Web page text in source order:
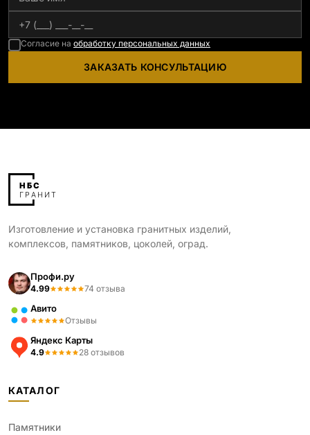
Согласие на обработку персональных данных
ЗАКАЗАТЬ КОНСУЛЬТАЦИЮ
Изготовление и установка гранитных изделий,
комплексов, памятников, цоколей, оград.
Профи.ру
4.99 74 отзыва
Авито
Отзывы
Яндекс Карты
4.9 28 отзывов
КАТАЛОГ
Памятники